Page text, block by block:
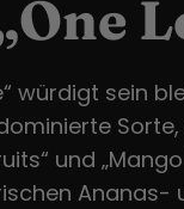
würdigt sein
und
Ananas-